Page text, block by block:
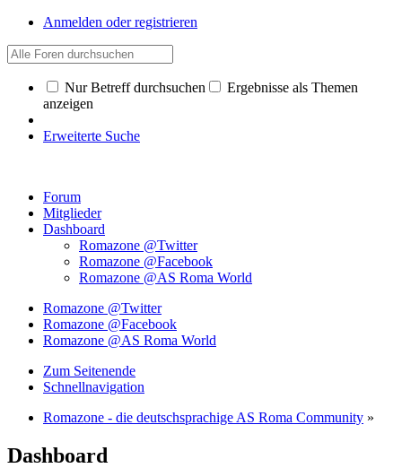
Anmelden oder registrieren
Nur Betreff durchsuchen
Ergebnisse als Themen
anzeigen
Erweiterte Suche
Forum
Mitglieder
Dashboard
Romazone @Twitter
Romazone @Facebook
Romazone @AS Roma World
Romazone @Twitter
Romazone @Facebook
Romazone @AS Roma World
Zum Seitenende
Schnellnavigation
Romazone - die deutschsprachige AS Roma Community »
Dashboard